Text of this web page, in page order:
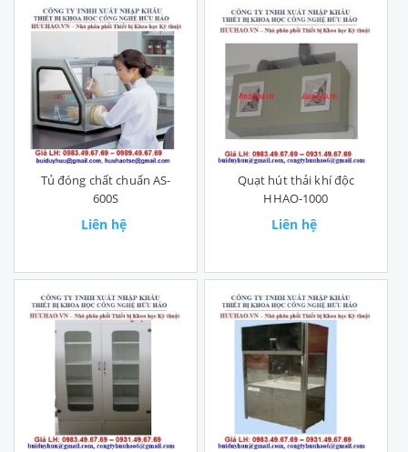
Tủ đóng chất chuẩn AS-
600S
Liên hệ
Quạt hút thải khí độc
HHAO-1000
Liên hệ